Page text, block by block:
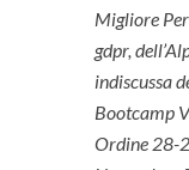
Migliore
gdpr,
indiscussa
Bootcamp
Ordine 28-